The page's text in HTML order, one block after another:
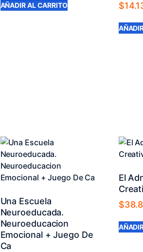
AÑADIR AL CARRITO
$
Una Escuela
Neuroeducada.
Neuroeducacion
Emocional + Juego De
Ca
El
$